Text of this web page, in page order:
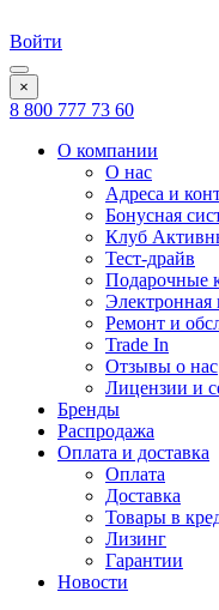
Войти
×
8 800 777 73 60
О компании
О нас
Адреса и
Бонусная
Клуб
Тест-драйв
Подарочные
Электронная
Ремонт и
Trade In
Отзывы о нас
Лицензии и
Бренды
Распродажа
Оплата и доставка
Оплата
Доставка
Товары в
Лизинг
Гарантии
Новости